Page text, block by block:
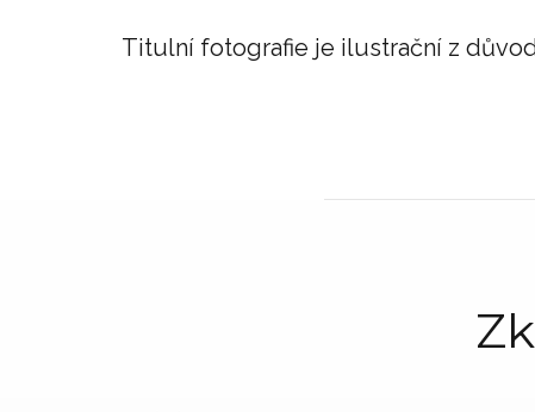
Titulní fotografie je ilustrační z